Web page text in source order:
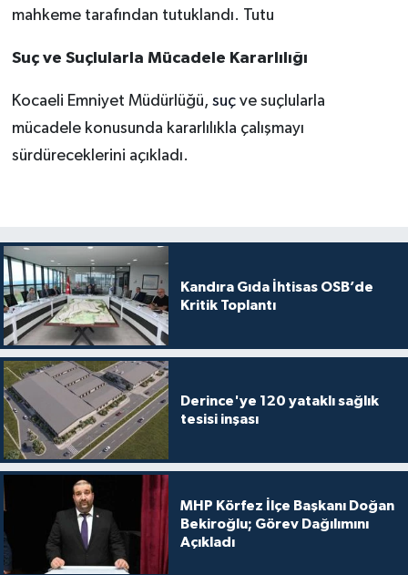
mahkeme tarafından tutuklandı. Tutu
Suç ve Suçlularla Mücadele Kararlılığı
Kocaeli Emniyet Müdürlüğü, suç ve suçlularla
mücadele konusunda kararlılıkla çalışmayı
sürdüreceklerini açıkladı.
Kandıra Gıda İhtisas OSB’de
Kritik Toplantı
Derince'ye 120 yataklı sağlık
tesisi inşası
MHP Körfez İlçe Başkanı Doğan
Bekiroğlu; Görev Dağılımını
Açıkladı